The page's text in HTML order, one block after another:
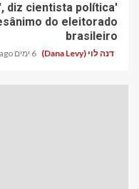
diz cientista política
do eleitorado
brasileiro
דנה לוי (Dana Levy) 6 ימים ago